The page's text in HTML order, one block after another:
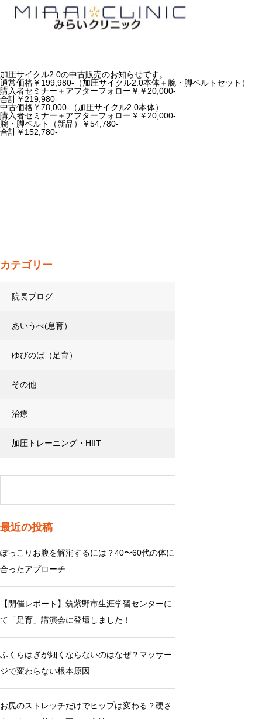
加圧サイクル2.0の中古販売のお知らせです。
通常価格￥199,980-（加圧サイクル2.0本体＋腕・脚ベルトセット）
購入者セミナー＋アフターフォロー￥￥20,000-
合計￥219,980-
中古価格￥78,000-（加圧サイクル2.0本体）
購入者セミナー＋アフターフォロー￥￥20,000-
腕・脚ベルト（新品）￥54,780-
合計￥152,780-
カテゴリー
院長ブログ
あいうべ(息育）
ゆびのば（足育）
その他
治療
加圧トレーニング・HIIT
最近の投稿
ぽっこりお腹を解消するには？40〜60代の体に
合ったアプローチ
【開催レポート】筑紫野市生涯学習センターに
て「足育」講演会に登壇しました！
ふくらはぎが細くならないのはなぜ？マッサー
ジで変わらない根本原因
お尻のストレッチだけでヒップは変わる？硬さ